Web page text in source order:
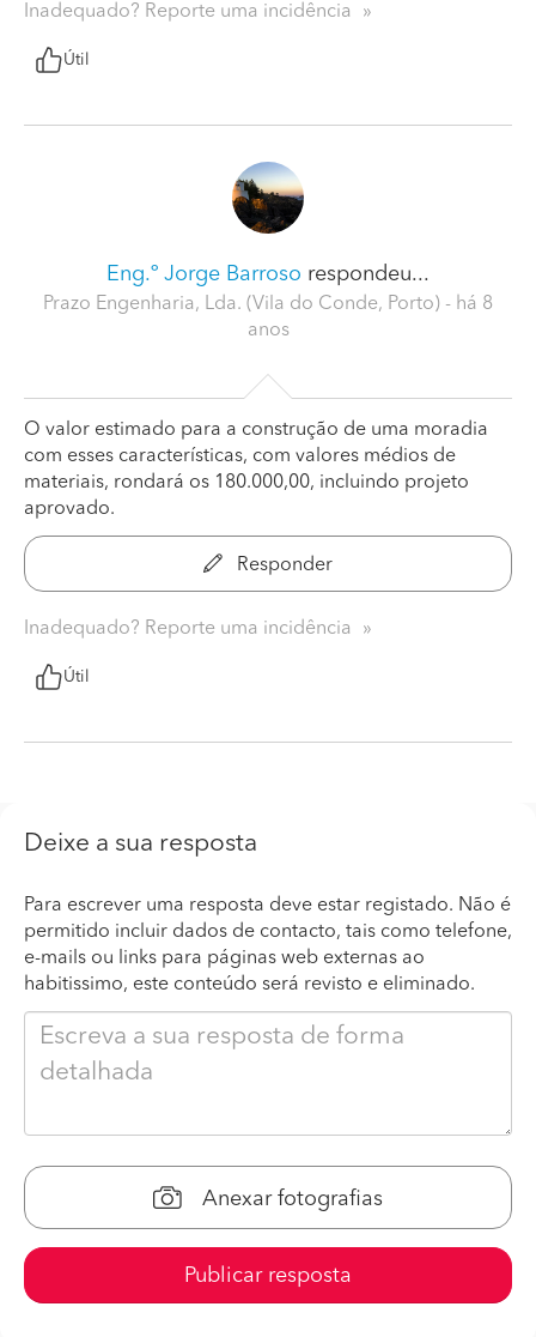
Inadequado? Reporte uma incidência
Útil
Eng.º Jorge Barroso respondeu...
Prazo Engenharia, Lda. (Vila do Conde, Porto) - há 8
anos
O valor estimado para a construção de uma moradia
com esses características, com valores médios de
materiais, rondará os 180.000,00, incluindo projeto
aprovado.
Responder
Inadequado? Reporte uma incidência
Útil
Deixe a sua resposta
Para escrever uma resposta deve estar registado. Não é
permitido incluir dados de contacto, tais como telefone,
e-mails ou links para páginas web externas ao
habitissimo, este conteúdo será revisto e eliminado.
Anexar fotografias
Publicar resposta